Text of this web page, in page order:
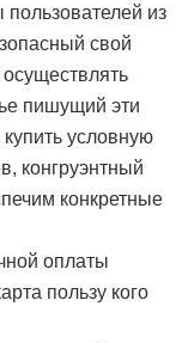
из
свой
пишущий эти
условную
конгруэнтный
конкретные
оплаты
пользу кого